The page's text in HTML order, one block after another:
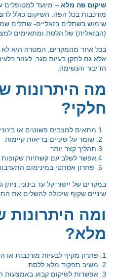
שיקום פה מלא – מיועד למטופלים
מורכבות בכל הפה. השיקום כולל
שימוש בשתלים בזאליים- שתלים
(הבזאלית) של הלסת ומתאימים
בכל אחד מהמקרים, המטרה היא לא
אלא גם לתקן בעיות סגר, לעזור
הדיבור והנשימה.
מה היתרונות
חלקי?
במקרים של יישור קל עד בינוני,
שיניים שקוף שיכולה להשלים את
ומה
מלא?
1. פתרון מקיף לבעיות מורכבות או הזנחה ממושכת
2. משיב תפקוד מלא ללסת
3. אפשרות לשיקום קבוע באמצעות השתלות שיניים